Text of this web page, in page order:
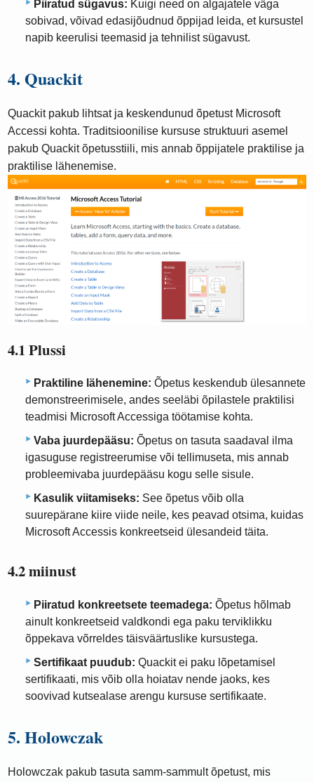
Piiratud sügavus: Kuigi need on algajatele väga
sobivad, võivad edasijõudnud õppijad leida, et kursustel
napib keerulisi teemasid ja tehnilist sügavust.
4. Quackit
Quackit pakub lihtsat ja keskendunud õpetust Microsoft
Accessi kohta. Traditsioonilise kursuse struktuuri asemel
pakub Quackit õpetusstiili, mis annab õppijatele praktilise ja
praktilise lähenemise.
4.1 Plussi
Praktiline lähenemine: Õpetus keskendub ülesannete
demonstreerimisele, andes seeläbi õpilastele praktilisi
teadmisi Microsoft Accessiga töötamise kohta.
Vaba juurdepääsu: Õpetus on tasuta saadaval ilma
igasuguse registreerumise või tellimuseta, mis annab
probleemivaba juurdepääsu kogu selle sisule.
Kasulik viitamiseks: See õpetus võib olla
suurepärane kiire viide neile, kes peavad otsima, kuidas
Microsoft Accessis konkreetseid ülesandeid täita.
4.2 miinust
Piiratud konkreetsete teemadega: Õpetus hõlmab
ainult konkreetseid valdkondi ega paku terviklikku
õppekava võrreldes täisväärtuslike kursustega.
Sertifikaat puudub: Quackit ei paku lõpetamisel
sertifikaati, mis võib olla hoiatav nende jaoks, kes
soovivad kutsealase arengu kursuse sertifikaate.
5. Holowczak
Holowczak pakub tasuta samm-sammult õpetust, mis